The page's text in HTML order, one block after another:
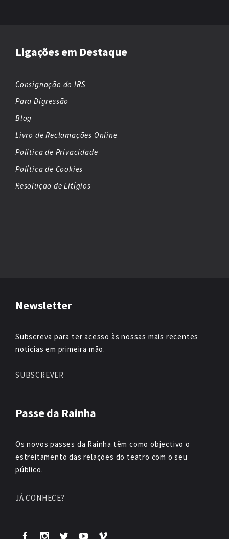
Ligações em Destaque
Consignação do IRS
Para Digressão
Blog
Livro de Reclamações Online
Política de Privacidade
Política de Cookies
Resolução de Litígios
Newsletter
Subscreva para ter acesso às nossas mais recentes
notícias em primeira mão.
SUBSCREVER
Passe da Rainha
Os novos passes da Rainha têm como objectivo o
estreitamento das relações do teatro com o seu
público.
JÁ CONHECE?